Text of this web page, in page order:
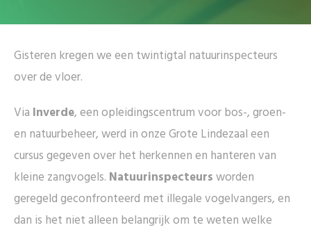
Gisteren kregen we een twintigtal natuurinspecteurs
over de vloer.
Via Inverde, een opleidingscentrum voor bos-, groen-
en natuurbeheer, werd in onze Grote Lindezaal een
cursus gegeven over het herkennen en hanteren van
kleine zangvogels. Natuurinspecteursworden
geregeld geconfronteerd met illegale vogelvangers, en
dan is het niet alleen belangrijk om te weten welke